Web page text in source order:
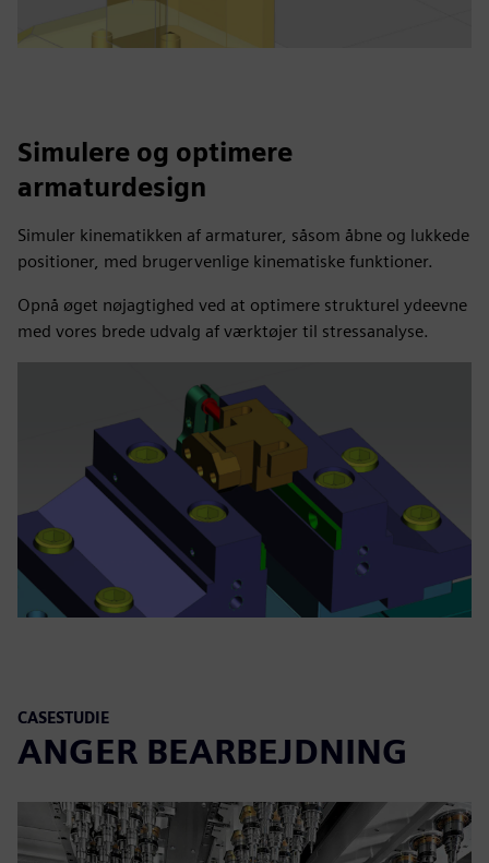
Simulere og optimere
armaturdesign
Simuler kinematikken af armaturer, såsom åbne og lukkede
positioner, med brugervenlige kinematiske funktioner.
Opnå øget nøjagtighed ved at optimere strukturel ydeevne
med vores brede udvalg af værktøjer til stressanalyse.
CASESTUDIE
ANGER BEARBEJDNING